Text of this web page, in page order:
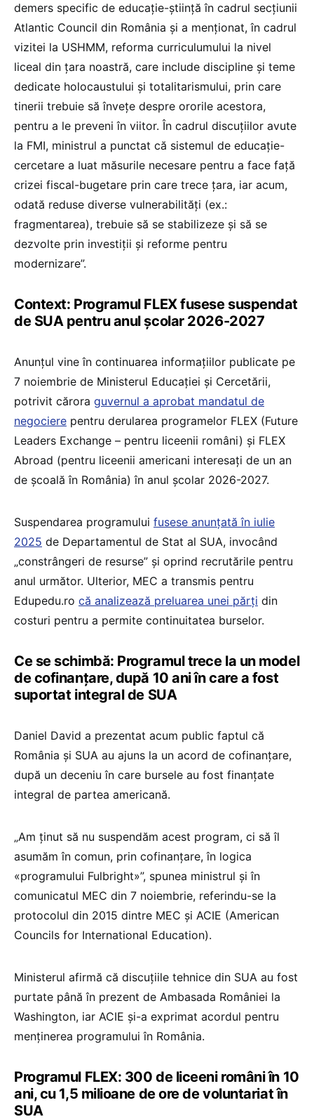
demers specific de educație-știință în cadrul secțiunii
Atlantic Council din România și a menționat, în cadrul
vizitei la USHMM, reforma curriculumului la nivel
liceal din țara noastră, care include discipline și teme
dedicate holocaustului și totalitarismului, prin care
tinerii trebuie să învețe despre ororile acestora,
pentru a le preveni în viitor. În cadrul discuțiilor avute
la FMI, ministrul a punctat că sistemul de educație-
cercetare a luat măsurile necesare pentru a face față
crizei fiscal-bugetare prin care trece țara, iar acum,
odată reduse diverse vulnerabilități (ex.:
fragmentarea), trebuie să se stabilizeze și să se
dezvolte prin investiții și reforme pentru
modernizare”.
Context: Programul FLEX fusese suspendat
de SUA pentru anul școlar 2026-2027
Anunțul vine în continuarea informațiilor publicate pe
7 noiembrie de Ministerul Educației și Cercetării,
potrivit cărora guvernul a aprobat mandatul de
negociere pentru derularea programelor FLEX (Future
Leaders Exchange – pentru liceenii români) și FLEX
Abroad (pentru liceenii americani interesați de un an
de școală în România) în anul școlar 2026-2027.
Suspendarea programului fusese anunțată în iulie
2025 de Departamentul de Stat al SUA, invocând
„constrângeri de resurse” și oprind recrutările pentru
anul următor. Ulterior, MEC a transmis pentru
Edupedu.ro că analizează preluarea unei părți din
costuri pentru a permite continuitatea burselor.
Ce se schimbă: Programul trece la un model
de cofinanțare, după 10 ani în care a fost
suportat integral de SUA
Daniel David a prezentat acum public faptul că
România și SUA au ajuns la un acord de cofinanțare,
după un deceniu în care bursele au fost finanțate
integral de partea americană.
„Am ținut să nu suspendăm acest program, ci să îl
asumăm în comun, prin cofinanțare, în logica
«programului Fulbright»”, spunea ministrul și în
comunicatul MEC din 7 noiembrie, referindu-se la
protocolul din 2015 dintre MEC și ACIE (American
Councils for International Education).
Ministerul afirmă că discuțiile tehnice din SUA au fost
purtate până în prezent de Ambasada României la
Washington, iar ACIE și-a exprimat acordul pentru
menținerea programului în România.
Programul FLEX: 300 de liceeni români în 10
ani, cu 1,5 milioane de ore de voluntariat în
SUA